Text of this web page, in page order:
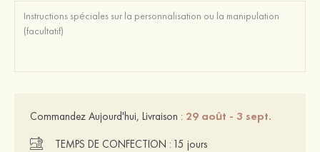
Commandez Aujourd'hui, Livraison : 29 août - 3 sept.
TEMPS DE CONFECTION : 15 jours